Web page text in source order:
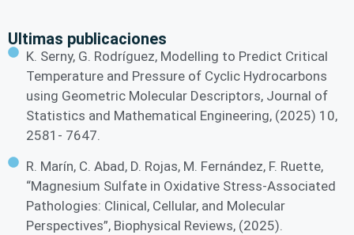
Ultimas publicaciones
K. Serny, G. Rodríguez, Modelling to Predict Critical
Temperature and Pressure of Cyclic Hydrocarbons
using Geometric Molecular Descriptors, Journal of
Statistics and Mathematical Engineering, (2025) 10,
2581- 7647.
R. Marín, C. Abad, D. Rojas, M. Fernández, F. Ruette,
“Magnesium Sulfate in Oxidative Stress-Associated
Pathologies: Clinical, Cellular, and Molecular
Perspectives”, Biophysical Reviews, (2025).